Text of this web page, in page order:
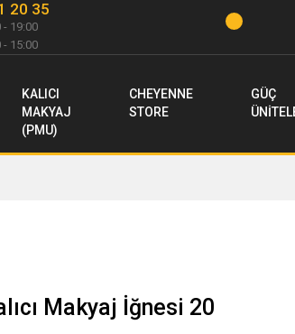
20 35
- 19:00
- 15:00
KALICI
MAKYAJ
(PMU)
CHEYENNE
STORE
GÜÇ
Makyaj İğnesi 20